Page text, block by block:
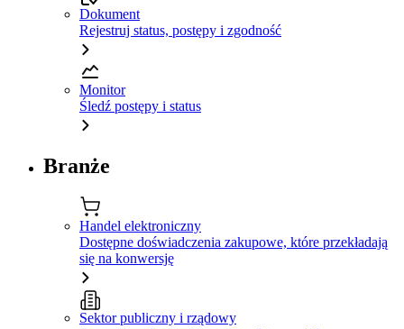
Dokument
Rejestruj status, postępy i zgodność
Monitor
Śledź postępy i status
Branże
Handel elektroniczny
Dostępne doświadczenia zakupowe, które przekładają
się na konwersję
Sektor publiczny i rządowy